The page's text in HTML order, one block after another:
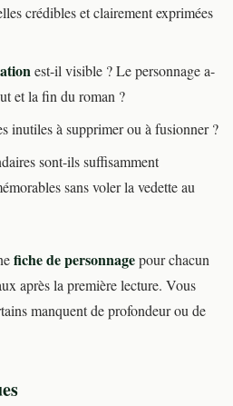
crédibles et clairement exprimées
est-il visible ? Le personnage a-
et la fin du roman ?
inutiles à supprimer ou à fusionner ?
sont-ils suffisamment
sans voler la vedette au
fiche de personnagepour chacun
après la première lecture. Vous
manquent de profondeur ou de